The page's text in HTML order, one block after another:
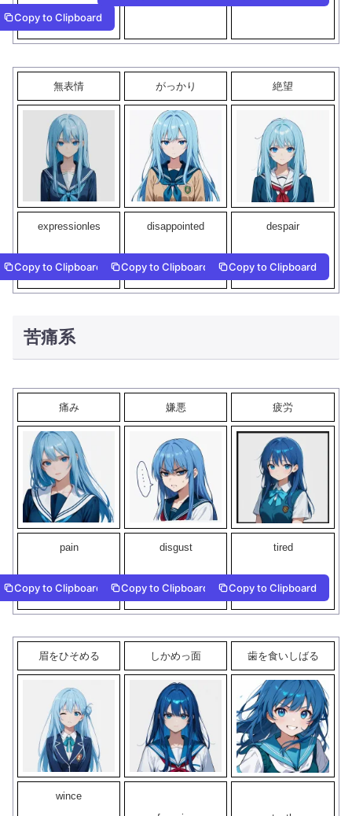
Copy to Clipboard
無表情 がっかり 絶望
expressionles
Copy to Clipboard
disappointed
Copy to Clipboard
despair
Copy to Clipboard
苦痛系
痛み 嫌悪 疲労
pain
Copy to Clipboard
disgust
Copy to Clipboard
tired
Copy to Clipboard
眉をひそめる しかめっ面 歯を食いしばる
wince